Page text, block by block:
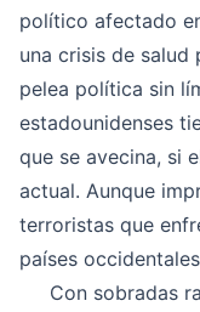
político afectado
una crisis de salud
pelea política sin
estadounidenses
que se avecina, si
actual. Aunque
terroristas que
países
Con sobradas